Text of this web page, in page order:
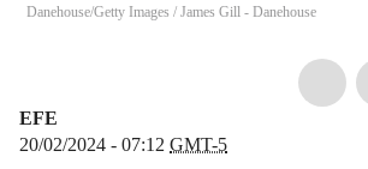
Danehouse/Getty Images / James Gill - Danehouse
EFE
20/02/2024 - 07:12 GMT-5